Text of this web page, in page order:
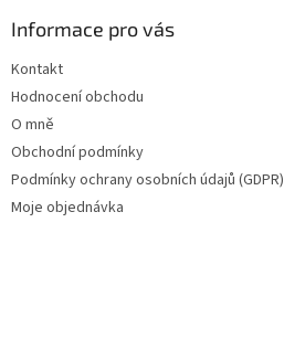
Informace pro vás
Kontakt
Hodnocení obchodu
O mně
Obchodní podmínky
Podmínky ochrany osobních údajů (GDPR)
Moje objednávka